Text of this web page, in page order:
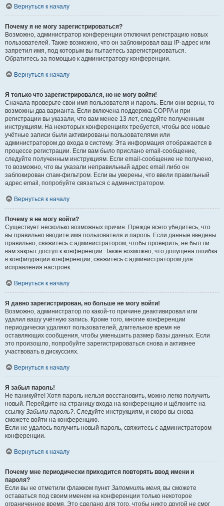
Вернуться к началу
Почему я не могу зарегистрироваться?
Возможно, администратор конференции отключил регистрацию новых
пользователей. Также возможно, что он заблокировал ваш IP-адрес или
запретил имя, под которым вы пытаетесь зарегистрироваться.
Обратитесь за помощью к администратору конференции.
Вернуться к началу
Я только что зарегистрировался, но не могу войти!
Сначала проверьте свои имя пользователя и пароль. Если они верны, то
возможны два варианта. Если включена поддержка COPPA и при
регистрации вы указали, что вам менее 13 лет, следуйте полученным
инструкциям. На некоторых конференциях требуется, чтобы все новые
учётные записи были активированы пользователями или
администратором до входа в систему. Эта информация отображается в
процессе регистрации. Если вам было прислано email-сообщение,
следуйте полученным инструкциям. Если email-сообщение не получено,
то возможно, что вы указали неправильный адрес email либо он
заблокирован спам-фильтром. Если вы уверены, что ввели правильный
адрес email, попробуйте связаться с администратором.
Вернуться к началу
Почему я не могу войти?
Существует несколько возможных причин. Прежде всего убедитесь, что
вы правильно вводите имя пользователя и пароль. Если данные введены
правильно, свяжитесь с администратором, чтобы проверить, не был ли
вам закрыт доступ к конференции. Также возможно, что допущена ошибка
в конфигурации конференции, свяжитесь с администратором для
исправления настроек.
Вернуться к началу
Я давно зарегистрирован, но больше не могу войти!
Возможно, администратор по какой-то причине деактивировал или
удалил вашу учётную запись. Кроме того, многие конференции
периодически удаляют пользователей, длительное время не
оставляющих сообщения, чтобы уменьшить размер базы данных. Если
это произошло, попробуйте зарегистрироваться снова и активнее
участвовать в дискуссиях.
Вернуться к началу
Я забыл пароль!
Не паникуйте! Хотя пароль нельзя восстановить, можно легко получить
новый. Перейдите на страницу входа на конференцию и щёлкните на
ссылку Забыли пароль?. Следуйте инструкциям, и скоро вы снова
сможете войти на конференцию.
Если не удалось получить новый пароль, свяжитесь с администратором
конференции.
Вернуться к началу
Почему мне периодически приходится повторять ввод имени и
пароля?
Если вы не отметили флажком пункт Запомнить меня, вы сможете
оставаться под своим именем на конференции только некоторое
ограниченное время. Это сделано для того, чтобы никто другой не смог